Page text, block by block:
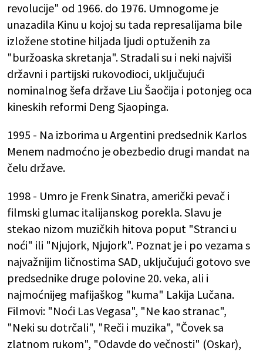
revolucije" od 1966. do 1976. Umnogome je
unazadila Kinu u kojoj su tada represalijama bile
izložene stotine hiljada ljudi optuženih za
"buržoaska skretanja". Stradali su i neki najviši
državni i partijski rukovodioci, uključujući
nominalnog šefa države Liu Šaočija i potonjeg oca
kineskih reformi Deng Sjaopinga.
1995 - Na izborima u Argentini predsednik Karlos
Menem nadmoćno je obezbedio drugi mandat na
čelu države.
1998 - Umro je Frenk Sinatra, američki pevač i
filmski glumac italijanskog porekla. Slavu je
stekao nizom muzičkih hitova poput "Stranci u
noći" ili "Njujork, Njujork". Poznat je i po vezama s
najvažnijim ličnostima SAD, uključujući gotovo sve
predsednike druge polovine 20. veka, ali i
najmoćnijeg mafijaškog "kuma" Lakija Lučana.
Filmovi: "Noći Las Vegasa", "Ne kao stranac",
"Neki su dotrčali", "Reči i muzika", "Čovek sa
zlatnom rukom", "Odavde do večnosti" (Oskar),